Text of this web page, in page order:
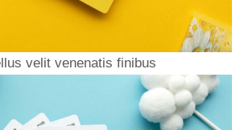
velit venenatis finibus